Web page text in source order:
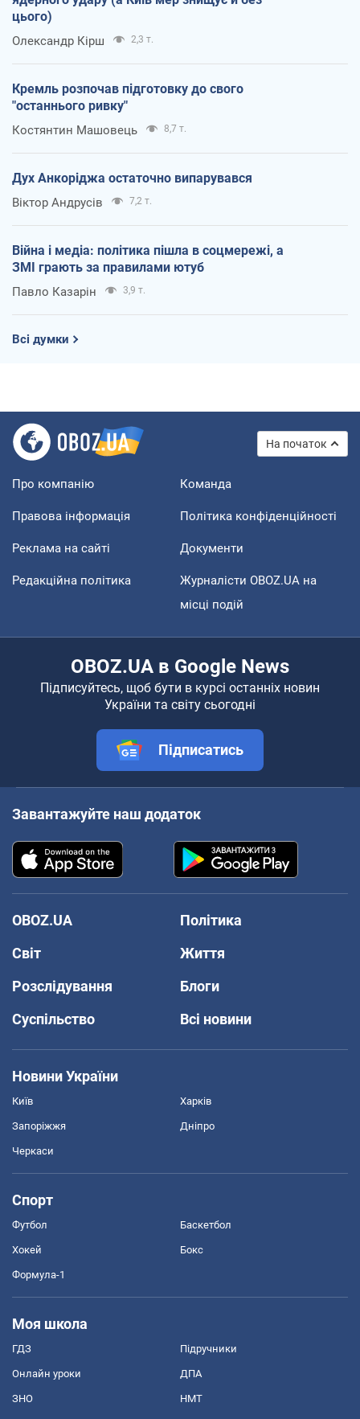
цього)
Олександр Кірш 2,3 т.
Кремль розпочав підготовку до свого
"останнього ривку"
Костянтин Машовець 8,7 т.
Дух Анкоріджа остаточно випарувався
Віктор Андрусів 7,2 т.
Війна і медіа: політика пішла в соцмережі, а
ЗМІ грають за правилами ютуб
Павло Казарін 3,9 т.
Всі думки
На початок
Про компанію Команда
Правова інформація Політика конфіденційності
Реклама на сайті Документи
Редакційна політика
Журналісти OBOZ.UA на
місці подій
OBOZ.UA в Google News
Підписуйтесь, щоб бути в курсі останніх новин
України та світу сьогодні
Підписатись
Завантажуйте наш додаток
OBOZ.UA
Політика
Світ
Життя
Розслідування
Блоги
Суспільство
Всі новини
Новини України
Київ Харків
Запоріжжя Дніпро
Черкаси
Спорт
Футбол Баскетбол
Хокей Бокс
Формула-1
Моя школа
ГДЗ Підручники
Онлайн уроки ДПА
ЗНО НМТ